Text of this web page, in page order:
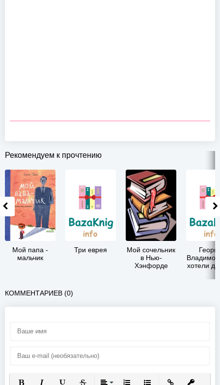
Рекомендуем к прочтению
Мой папа -
мальчик
Три еврея
Мой сочельник
в Нью-
Хэнфорде
хотели
КОММЕНТАРИЕВ (0)